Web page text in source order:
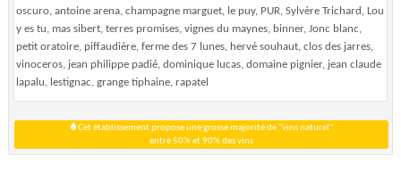
oscuro, antoine arena, champagne marguet, le puy, PUR, Sylvère Trichard, Lou
y es tu, mas sibert, terres promises, vignes du maynes, binner, Jonc blanc,
petit oratoire, piffaudière, ferme des 7 lunes, hervé souhaut, clos des jarres,
vinoceros, jean philippe padié, dominique lucas, domaine pignier, jean claude
lapalu, lestignac, grange tiphaine, rapatel
Cet établissement propose une grosse majorité de "vins naturel"
entre 50% et 90% des vins